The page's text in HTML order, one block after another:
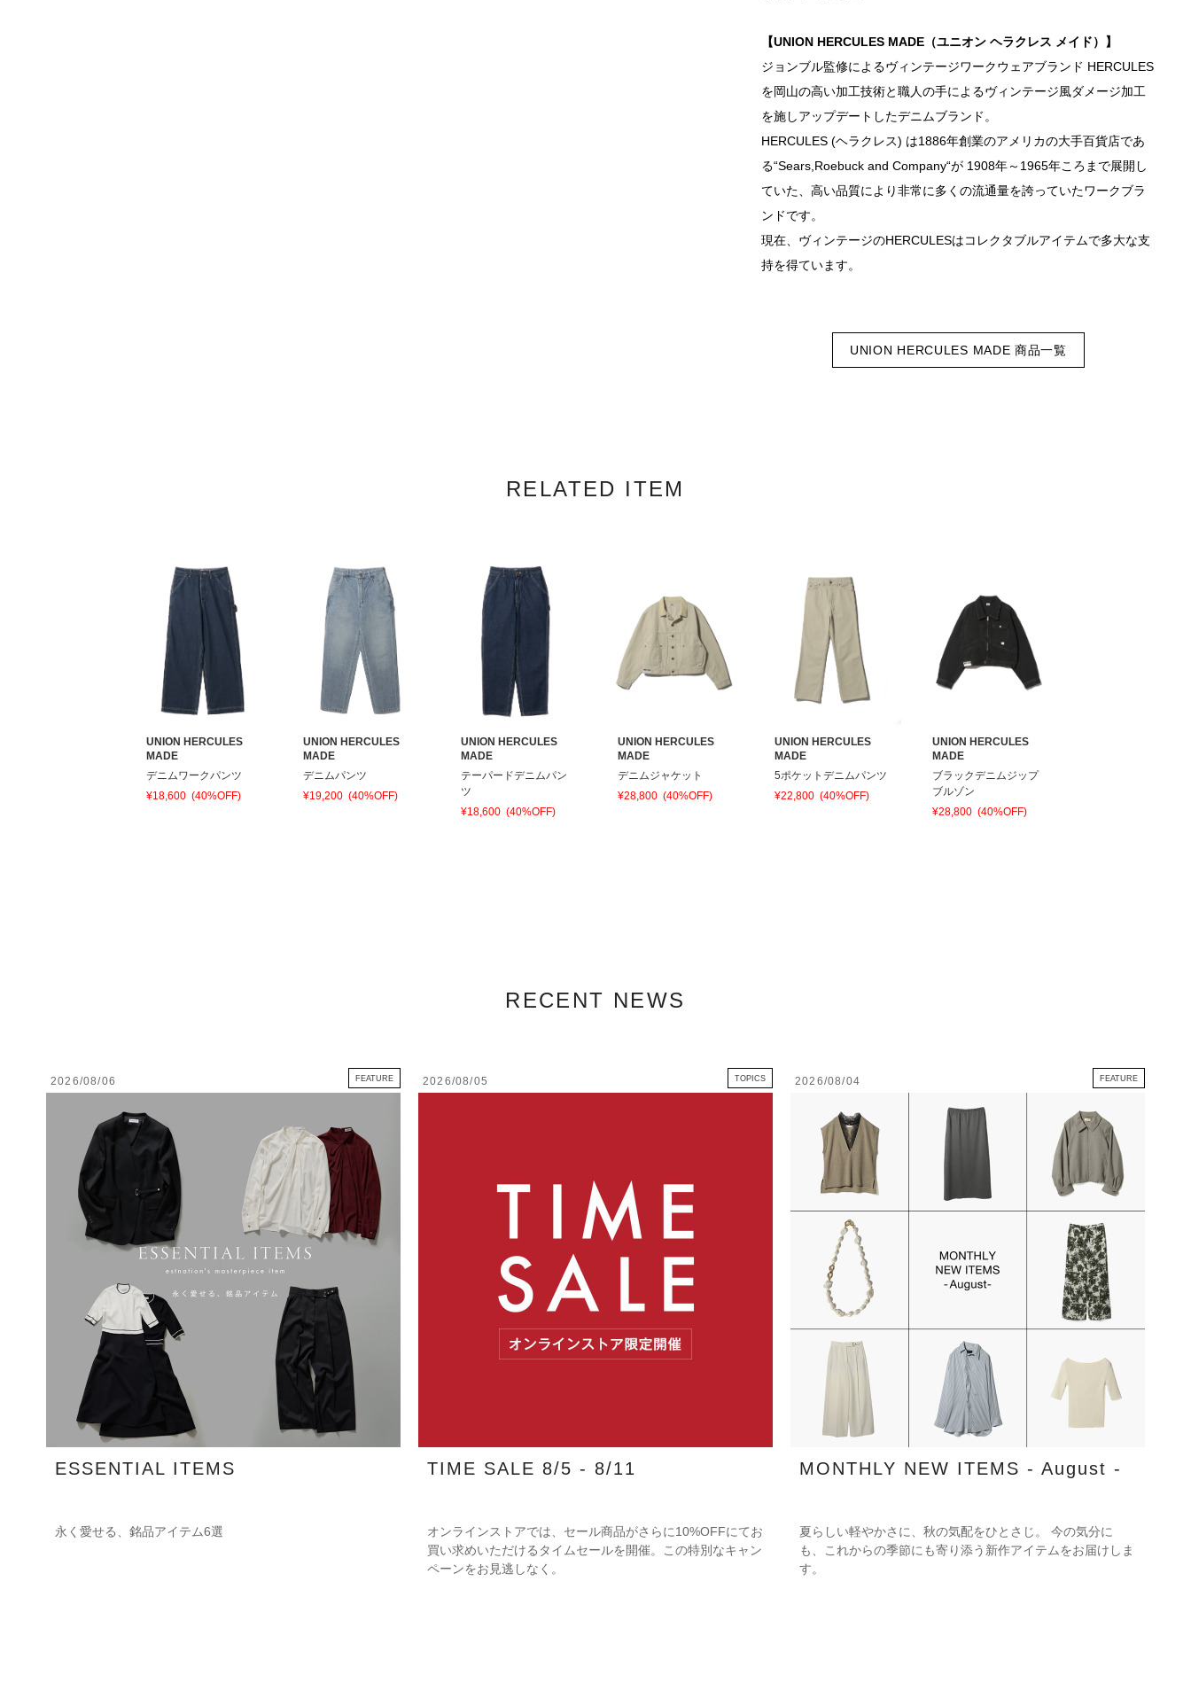
【UNION HERCULES MADE（ユニオン ヘラクレス メイド）】
ジョンブル監修によるヴィンテージワークウェアブランド HERCULES
を岡山の高い加工技術と職人の手によるヴィンテージ風ダメージ加工
を施しアップデートしたデニムブランド。
HERCULES (ヘラクレス) は1886年創業のアメリカの大手百貨店であ
る“Sears,Roebuck and Company“が 1908年～1965年ころまで展開し
ていた、高い品質により非常に多くの流通量を誇っていたワークブラ
ンドです。
現在、ヴィンテージのHERCULESはコレクタブルアイテムで多大な支
持を得ています。
UNION HERCULES MADE 商品一覧
RELATED ITEM
UNION HERCULES
MADE
デニムワークパンツ
¥18,600 (40%OFF)
UNION HERCULES
MADE
デニムパンツ
¥19,200 (40%OFF)
UNION HERCULES
MADE
テーパードデニムパン
ツ
¥18,600 (40%OFF)
UNION HERCULES
MADE
デニムジャケット
¥28,800 (40%OFF)
UNION HERCULES
MADE
5ポケットデニムパンツ
¥22,800 (40%OFF)
UNION HERCULES
MADE
ブラックデニムジップ
ブルゾン
¥28,800 (40%OFF)
RECENT NEWS
2026/08/06 FEATURE
ESSENTIAL ITEMS
永く愛せる、銘品アイテム6選
2026/08/05 TOPICS
TIME SALE 8/5 - 8/11
オンラインストアでは、セール商品がさらに10%OFFにてお
買い求めいただけるタイムセールを開催。この特別なキャン
ペーンをお見逃しなく。
2026/08/04 FEATURE
MONTHLY NEW ITEMS - August -
夏らしい軽やかさに、秋の気配をひとさじ。 今の気分に
も、これからの季節にも寄り添う新作アイテムをお届けしま
す。